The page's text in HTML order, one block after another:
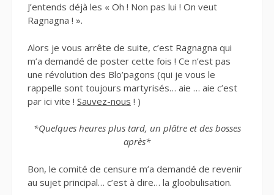
J’entends déjà les « Oh ! Non pas lui ! On veut
Ragnagna ! ».
Alors je vous arrête de suite, c’est Ragnagna qui
m’a demandé de poster cette fois ! Ce n’est pas
une révolution des Blo’pagons (qui je vous le
rappelle sont toujours martyrisés… aie … aie c’est
par ici vite ! Sauvez-nous ! )
*Quelques heures plus tard, un plâtre et des bosses
après*
Bon, le comité de censure m’a demandé de revenir
au sujet principal… c’est à dire… la gloobulisation.